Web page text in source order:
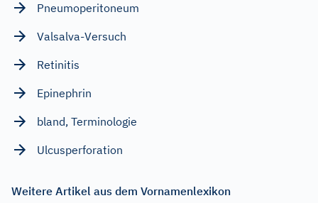
Pneumoperitoneum
Valsalva-Versuch
Retinitis
Epinephrin
bland, Terminologie
Ulcusperforation
Weitere Artikel aus dem Vornamenlexikon